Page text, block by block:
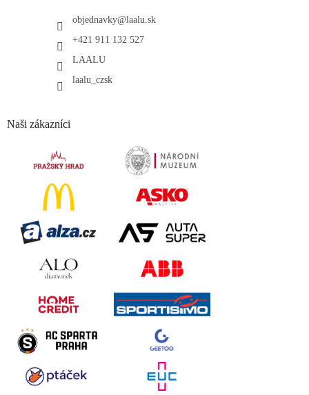
objednavky@laalu.sk
+421 911 132 527
LAALU
laalu_czsk
Naši zákazníci